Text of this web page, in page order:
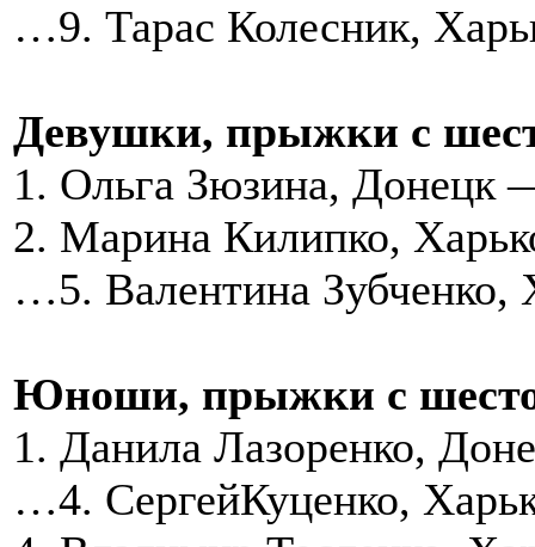
…9. Тарас Колесник,
Девушки, прыжки с
1. Ольга Зюзина, Донецк
2. Марина Килипко,
…5. Валентина
Юноши, прыжки с
1. Данила Лазоренко,
…4. СергейКуценко,